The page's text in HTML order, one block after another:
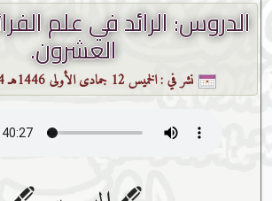
الدروس: الرائد في علم
العشرون.
نشر في :الخميس 12 جمادى الأولى 1446هـ 14-11-2024م